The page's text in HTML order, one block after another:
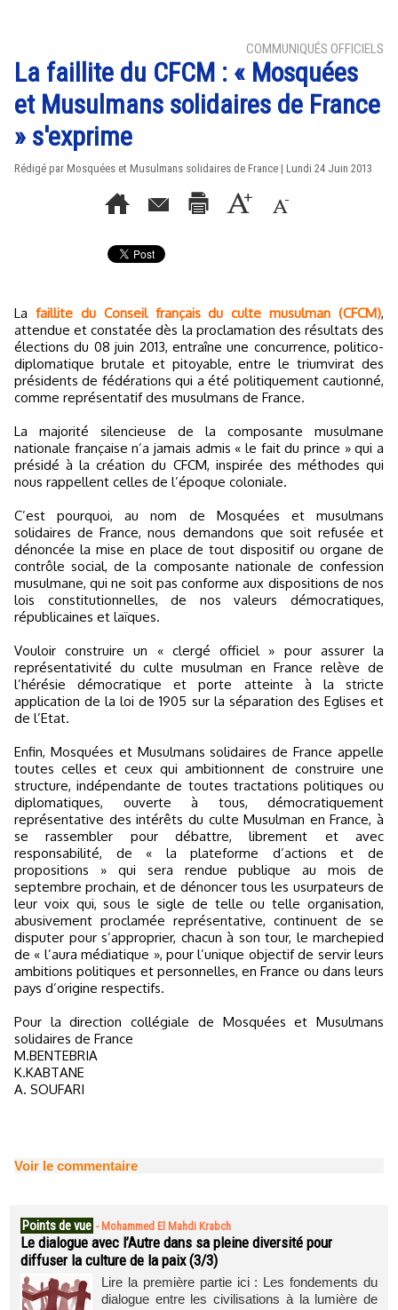
COMMUNIQUÉS OFFICIELS
La faillite du CFCM : « Mosquées
et Musulmans solidaires de France
» s'exprime
Rédigé par Mosquées et Musulmans solidaires de France | Lundi 24 Juin 2013
La faillite du Conseil français du culte musulman (CFCM),
attendue et constatée dès la proclamation des résultats des
élections du 08 juin 2013, entraîne une concurrence, politico-
diplomatique brutale et pitoyable, entre le triumvirat des
présidents de fédérations qui a été politiquement cautionné,
comme représentatif des musulmans de France.
La majorité silencieuse de la composante musulmane
nationale française n’a jamais admis « le fait du prince » qui a
présidé à la création du CFCM, inspirée des méthodes qui
nous rappellent celles de l’époque coloniale.
C’est pourquoi, au nom de Mosquées et musulmans
solidaires de France, nous demandons que soit refusée et
dénoncée la mise en place de tout dispositif ou organe de
contrôle social, de la composante nationale de confession
musulmane, qui ne soit pas conforme aux dispositions de nos
lois constitutionnelles, de nos valeurs démocratiques,
républicaines et laïques.
Vouloir construire un « clergé officiel » pour assurer la
représentativité du culte musulman en France relève de
l’hérésie démocratique et porte atteinte à la stricte
application de la loi de 1905 sur la séparation des Eglises et
de l’Etat.
Enfin, Mosquées et Musulmans solidaires de France appelle
toutes celles et ceux qui ambitionnent de construire une
structure, indépendante de toutes tractations politiques ou
diplomatiques, ouverte à tous, démocratiquement
représentative des intérêts du culte Musulman en France, à
se rassembler pour débattre, librement et avec
responsabilité, de « la plateforme d’actions et de
propositions » qui sera rendue publique au mois de
septembre prochain, et de dénoncer tous les usurpateurs de
leur voix qui, sous le sigle de telle ou telle organisation,
abusivement proclamée représentative, continuent de se
disputer pour s’approprier, chacun à son tour, le marchepied
de « l’aura médiatique », pour l’unique objectif de servir leurs
ambitions politiques et personnelles, en France ou dans leurs
pays d’origine respectifs.
Pour la direction collégiale de Mosquées et Musulmans
solidaires de France
M.BENTEBRIA
K.KABTANE
A. SOUFARI
Voir le commentaire
Points de vue - Mohammed El Mahdi Krabch
Le dialogue avec l’Autre dans sa pleine diversité pour
diffuser la culture de la paix (3/3)
Lire la première partie ici : Les fondements du
dialogue entre les civilisations à la lumière de